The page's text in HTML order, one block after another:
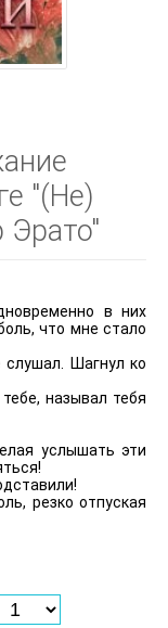
"(Не)
в них
что мне стало
Шагнул ко
называл тебя
услышать эти
резко отпуская